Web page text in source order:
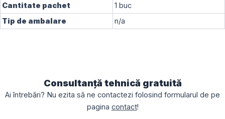
Cantitate pachet
1 buc
Tip de ambalare
n/a
Consultanță tehnică gratuită
Ai întrebări? Nu ezita să ne contactezi folosind formularul de pe
pagina contact!